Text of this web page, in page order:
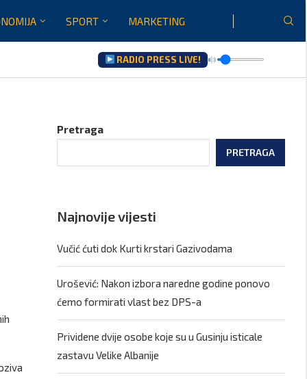
SPORT MARKETING
RADIO PRESS LIVE!
Pretraga
PRETRAGA
Najnovije vijesti
Vučić ćuti dok Kurti krstari Gazivodama
Urošević: Nakon izbora naredne godine ponovo
ćemo formirati vlast bez DPS-a
Prividene dvije osobe koje su u Gusinju isticale
zastavu Velike Albanije